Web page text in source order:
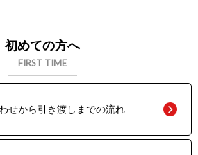
初めての方へ
FIRST TIME
せから引き渡しまでの流れ